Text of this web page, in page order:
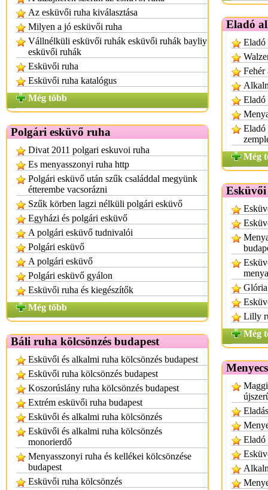
Az esküvői ruha kiválasztása
Milyen a jó esküvői ruha
Vállnélküli esküvői ruhák esküvői ruhák bayliy
esküvői ruhák
Esküvői ruha
Esküvői ruha katalógus
Még több
Polgári esküvő ruha
Divat 2011 polgari eskuvoi ruha
Es menyasszonyi ruha http
Polgári esküvő után szűk családdal megyünk
étterembe vacsorázni
Szűk körben lagzi nélküli polgári esküvő
Egyházi és polgári esküvő
A polgári esküvő tudnivalói
Polgári esküvő
A polgári esküvő
Polgári esküvő gyálon
Esküvői ruha és kiegészítők
Még több
Báli ruha kölcsönzés budapest
Esküvői és alkalmi ruha kölcsönzés budapest
Esküvői ruha kölcsönzés budapest
Koszorúslány ruha kölcsönzés budapest
Extrém esküvői ruha budapest
Esküvői és alkalmi ruha kölcsönzés
Esküvői és alkalmi ruha kölcsönzés
monorierdő
Menyasszonyi ruha és kellékei kölcsönzése
budapest
Esküvői ruha kölcsönzés
Eladó
Eladó
Fehér
Eladó
Eladó
Még
Esküvői
Lilly
Még
Eladó